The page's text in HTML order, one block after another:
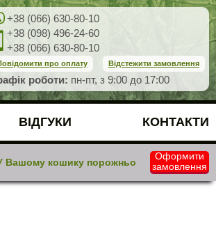
+38 (066) 630-80-10
+38 (098) 496-24-60
+38 (066) 630-80-10
про оплату Відстежити замовлення
роботи: пн-пт, з 9:00 до 17:00
ВІДГУКИ КОНТАКТИ
Вашому кошику порожньо
Оформити
замовлення